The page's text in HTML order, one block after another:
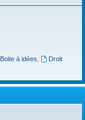
Boite à idées
Droit